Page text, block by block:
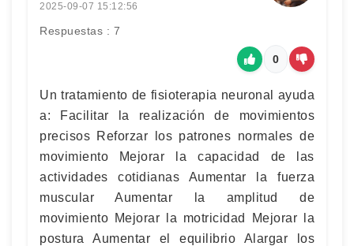
2025-09-07 15:12:56
Respuestas : 7
0
Un tratamiento de fisioterapia neuronal ayuda
a: Facilitar la realización de movimientos
precisos Reforzar los patrones normales de
movimiento Mejorar la capacidad de las
actividades cotidianas Aumentar la fuerza
muscular Aumentar la amplitud de
movimiento Mejorar la motricidad Mejorar la
postura Aumentar el equilibrio Alargar los